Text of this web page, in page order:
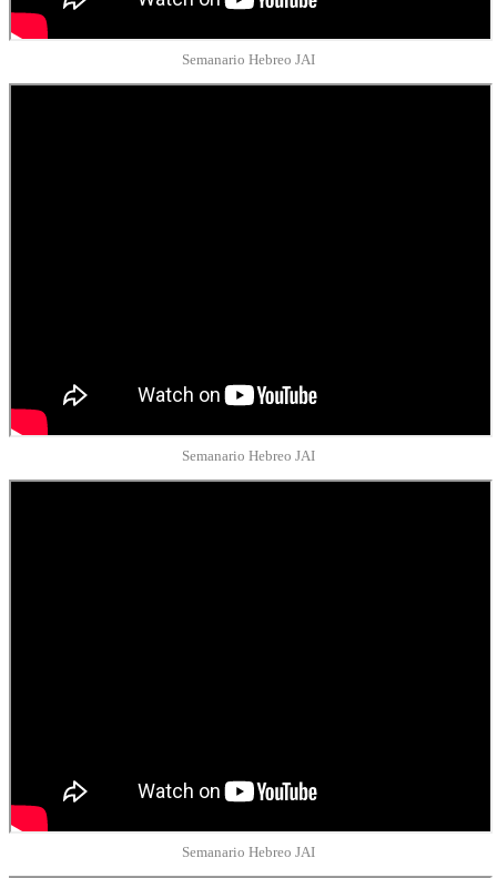
Semanario Hebreo JAI
Semanario Hebreo JAI
Semanario Hebreo JAI